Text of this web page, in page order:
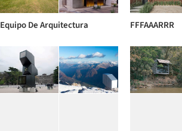
Equipo De Arquitectura FFFAAARRR